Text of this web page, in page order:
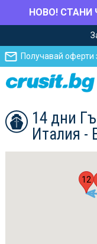
НОВО! СТАНИ
главното
съдържание
НавигациятаПолучавай оферти
14 дни
Италия -
12